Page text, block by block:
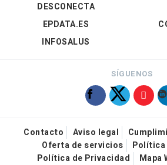
DESCONECTA
EPDATA.ES
INFOSALUS
SÍGUENOS
Contacto Aviso legal
Oferta de servicios
Política
Política de Privacidad
Mapa